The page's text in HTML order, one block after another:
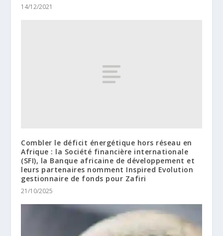
14/12/2021
Combler le déficit énergétique hors réseau en
Afrique : la Société financière internationale
(SFI), la Banque africaine de développement et
leurs partenaires nomment Inspired Evolution
gestionnaire de fonds pour Zafiri
21/10/2025